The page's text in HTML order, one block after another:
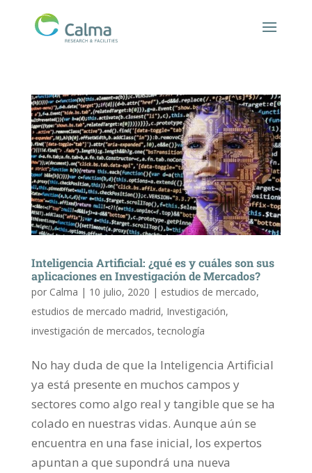
Inteligencia Artificial: ¿qué es y cuáles son sus
aplicaciones en Investigación de Mercados?
por Calma | 10 julio, 2020 | estudios de mercado,
estudios de mercado madrid, Investigación,
investigación de mercados,tecnología
No hay duda de que la Inteligencia Artificial
ya está presente en muchos campos y
sectores como algo real y tangible que se ha
colado en nuestras vidas. Aunque aún se
encuentra en una fase inicial, los expertos
apuntan a que supondrá una nueva